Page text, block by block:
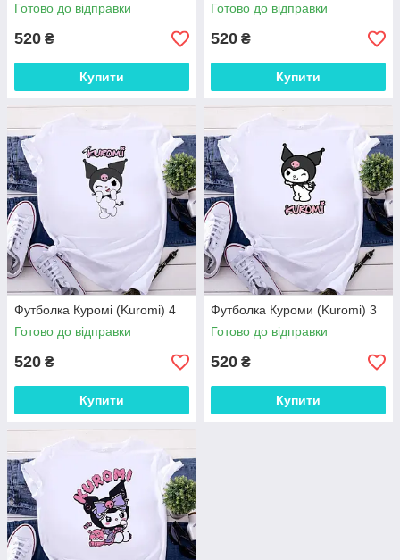
Готово до відправки
520 ₴
Купити
Готово до відправки
520 ₴
Купити
Футболка Куромі (Kuromi) 4
Готово до відправки
520 ₴
Купити
Футболка Куроми (Kuromi) 3
Готово до відправки
520 ₴
Купити